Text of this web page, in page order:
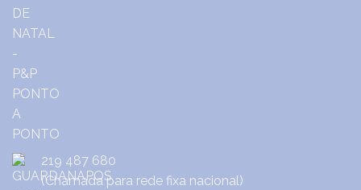
219 487 680
(Chamada para rede fixa nacional)